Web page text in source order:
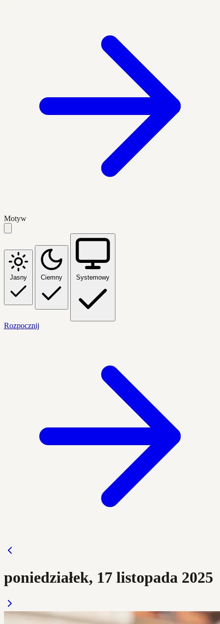
Motyw
Jasny Ciemny Systemowy
Rozpocznij
poniedziałek, 17 listopada 2025